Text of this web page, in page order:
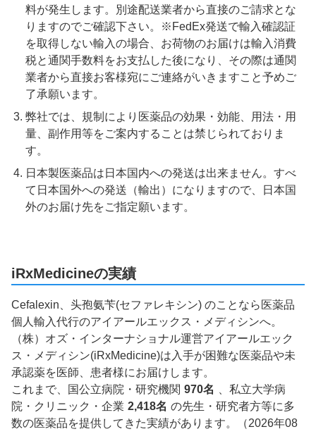
料が発生します。別途配送業者から直接のご請求とな
りますのでご確認下さい。※FedEx発送で輸入確認証
を取得しない輸入の場合、お荷物のお届けは輸入消費
税と通関手数料をお支払した後になり、その際は通関
業者から直接お客様宛にご連絡がいきますこと予めご
了承願います。
弊社では、規制により医薬品の効果・効能、用法・用
量、副作用等をご案内することは禁じられておりま
す。
日本製医薬品は日本国内への発送は出来ません。すべ
て日本国外への発送（輸出）になりますので、日本国
外のお届け先をご指定願います。
iRxMedicineの実績
Cefalexin、头孢氨苄(セファレキシン) のことなら医薬品
個人輸入代行のアイアールエックス・メディシンへ。
（株）オズ・インターナショナル運営アイアールエック
ス・メディシン(iRxMedicine)は入手が困難な医薬品や未
承認薬を医師、患者様にお届けします。
これまで、国公立病院・研究機関 970名
、私立大学病
院・クリニック・企業 2,418名 の先生・研究者方等に多
数の医薬品を提供してきた実績があります。（2026年08